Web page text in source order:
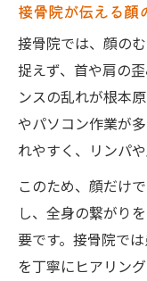
接骨院が伝える顔
接骨院では、顔の
捉えず、首や肩の
ンスの乱れが根本
やパソコン作業が
れやすく、リンパ
このため、顔だけ
し、全身の繋がり
要です。接骨院で
を丁寧にヒアリン